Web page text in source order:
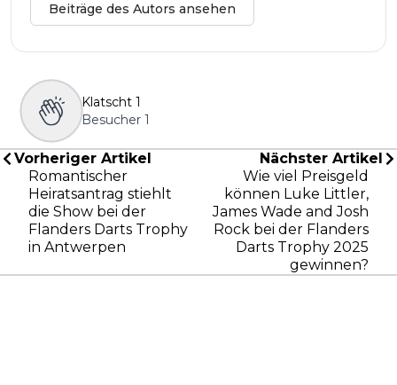
Beiträge des Autors ansehen
Klatscht 1
Besucher 1
Vorheriger Artikel
Romantischer
Heiratsantrag stiehlt
die Show bei der
Flanders Darts Trophy
in Antwerpen
Nächster Artikel
Wie viel Preisgeld
können Luke Littler,
James Wade and Josh
Rock bei der Flanders
Darts Trophy 2025
gewinnen?